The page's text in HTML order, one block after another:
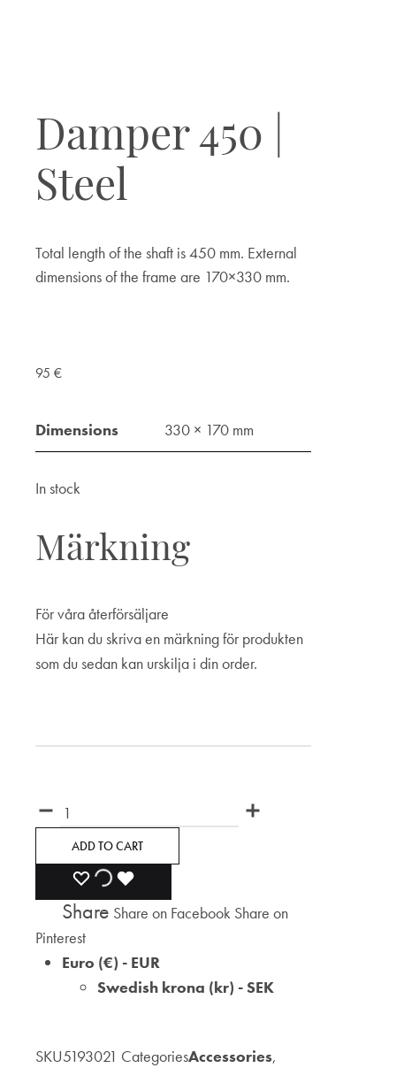
Damper 450 |
Steel
Total length of the shaft is 450 mm. External
dimensions of the frame are 170×330 mm.
95 €
Dimensions 330 × 170 mm
In stock
Märkning
För våra återförsäljare
Här kan du skriva en märkning för produkten
som du sedan kan urskilja i din order.
Quantity
ADD TO CART
ADD
TO
ADDING
TO TO
Share Share on Facebook Share on
Pinterest
Euro (€) - EUR
Swedish krona (kr) - SEK
SKU5193021 CategoriesAccessories,